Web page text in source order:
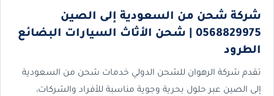
شركة شحن من السعودية إلى الصين
0568829975 | شحن الأثاث السيارات البضائع
الطرود
تقدم شركة الرهوان للشحن الدولي خدمات شحن من السعودية
إلى الصين عبر حلول بحرية وجوية مناسبة للأفراد والشركات،